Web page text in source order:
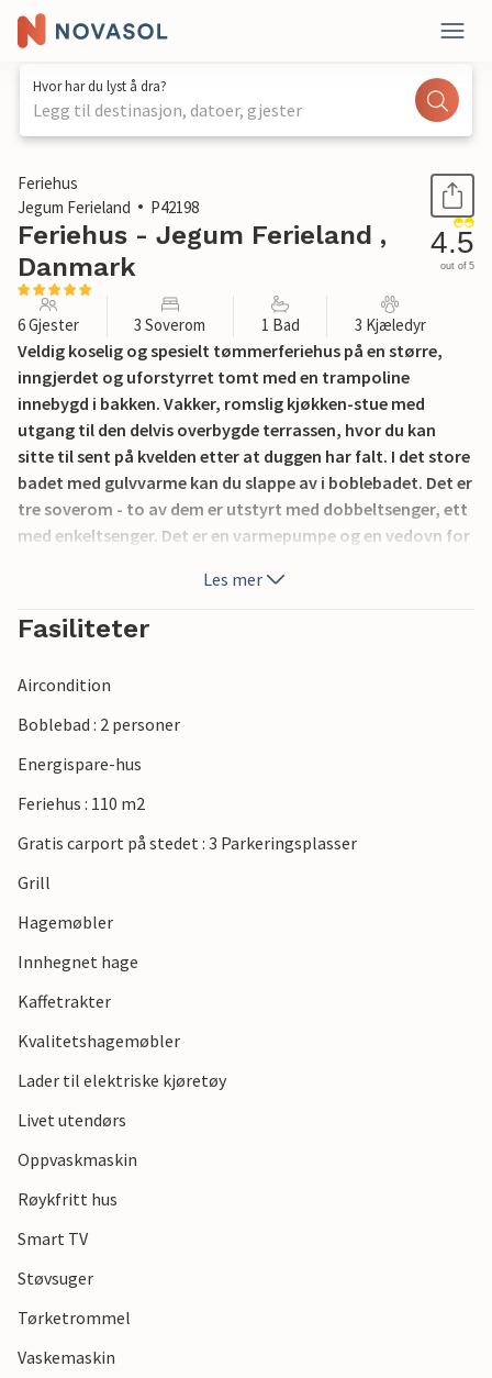
Hvor har du lyst å dra?
Legg til destinasjon, datoer, gjester
1 / 26
Feriehus
Jegum Ferieland
P42198
Feriehus - Jegum Ferieland ,
Danmark
4.5
out of 5
6 Gjester 3 Soverom 1 Bad 3 Kjæledyr
Veldig koselig og spesielt tømmerferiehus på en større,
inngjerdet og uforstyrret tomt med en trampoline
innebygd i bakken. Vakker, romslig kjøkken-stue med
utgang til den delvis overbygde terrassen, hvor du kan
sitte til sent på kvelden etter at duggen har falt. I det store
badet med gulvvarme kan du slappe av i boblebadet. Det er
tre soverom - to av dem er utstyrt med dobbeltsenger, ett
med enkeltsenger. Det er en varmepumpe og en vedovn for
grusvei med svært lite trafikk. Kort spasertur til aktivitets-
og kjøpesenteret i landsbyen.
Les mer
Fasiliteter
Aircondition
Boblebad : 2 personer
Energispare-hus
Feriehus : 110 m2
Gratis carport på stedet : 3 Parkeringsplasser
Grill
Hagemøbler
Innhegnet hage
Kaffetrakter
Kvalitetshagemøbler
Lader til elektriske kjøretøy
Livet utendørs
Oppvaskmaskin
Røykfritt hus
Smart TV
Støvsuger
Tørketrommel
Vaskemaskin